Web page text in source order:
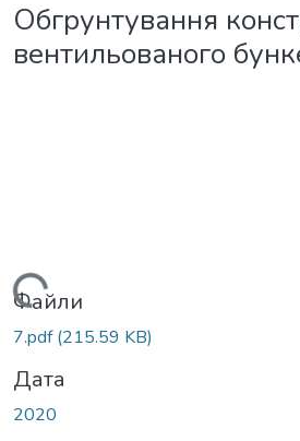
Обгрунтування
вентильованого
Вантажиться...
Файли
7.pdf(215.59 KB)
Дата
2020